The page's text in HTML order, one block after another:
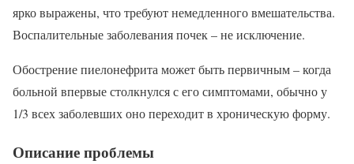
ярко выражены, что требуют немедленного вмешательства.
Воспалительные заболевания почек – не исключение.
Обострение пиелонефрита может быть первичным – когда
больной впервые столкнулся с его симптомами, обычно у
1/3 всех заболевших оно переходит в хроническую форму.
Описание проблемы